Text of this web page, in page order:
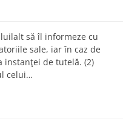
să îl informeze cu
sale, iar în caz de
instanţei de tutelă. (2)
celui…